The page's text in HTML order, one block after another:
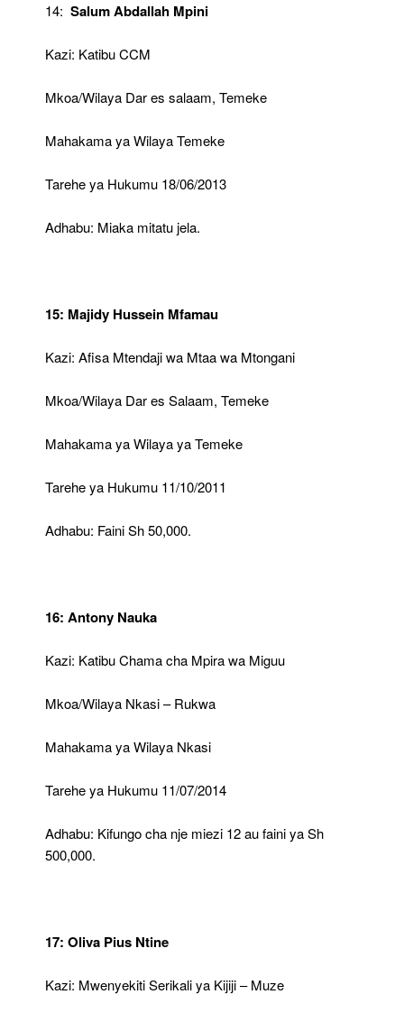
14: Salum Abdallah Mpini
Kazi: Katibu CCM
Mkoa/Wilaya Dar es salaam, Temeke
Mahakama ya Wilaya Temeke
Tarehe ya Hukumu 18/06/2013
Adhabu: Miaka mitatu jela.
15: Majidy Hussein Mfamau
Kazi: Afisa Mtendaji wa Mtaa wa Mtongani
Mkoa/Wilaya Dar es Salaam, Temeke
Mahakama ya Wilaya ya Temeke
Tarehe ya Hukumu 11/10/2011
Adhabu: Faini Sh 50,000.
16: Antony Nauka
Kazi: Katibu Chama cha Mpira wa Miguu
Mkoa/Wilaya Nkasi – Rukwa
Mahakama ya Wilaya Nkasi
Tarehe ya Hukumu 11/07/2014
Adhabu: Kifungo cha nje miezi 12 au faini ya Sh
500,000.
17: Oliva Pius Ntine
Kazi: Mwenyekiti Serikali ya Kijiji – Muze